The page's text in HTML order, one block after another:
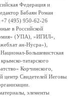
Федерация и
Бабаян Роман
+7 (495) 950-62-26
в Российской
(УПА), «ИГИЛ»,
ан-Нусра»),
Большевистская
татарского
Корчинского,
центр Свидетелей Иеговы
элементы